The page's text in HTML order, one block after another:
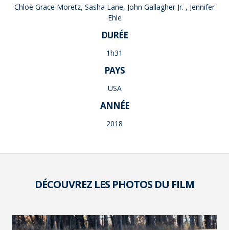
Chloë Grace Moretz, Sasha Lane, John Gallagher Jr. , Jennifer
Ehle
DURÉE
1h31
PAYS
USA
ANNÉE
2018
DÉCOUVREZ LES PHOTOS DU FILM